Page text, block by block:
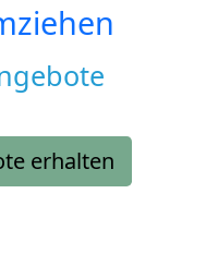
erhalten